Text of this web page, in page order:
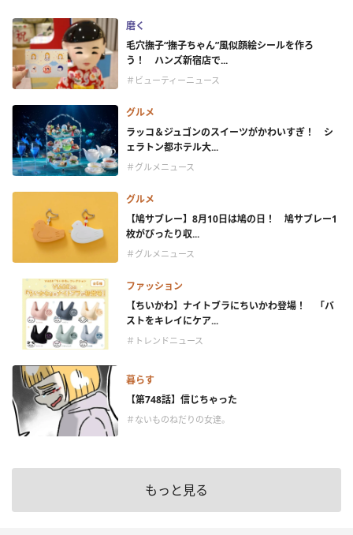
磨く
毛穴撫子“撫子ちゃん”風似顔絵シールを作ろ
う！ ハンズ新宿店で...
＃ビューティーニュース
グルメ
ラッコ＆ジュゴンのスイーツがかわいすぎ！ シ
ェラトン都ホテル大...
＃グルメニュース
グルメ
【鳩サブレー】8月10日は鳩の日！ 鳩サブレー1
枚がぴったり収...
＃グルメニュース
ファッション
【ちいかわ】ナイトブラにちいかわ登場！ 「バ
ストをキレイにケア...
＃トレンドニュース
暮らす
【第748話】信じちゃった
＃ないものねだりの女達。
もっと見る